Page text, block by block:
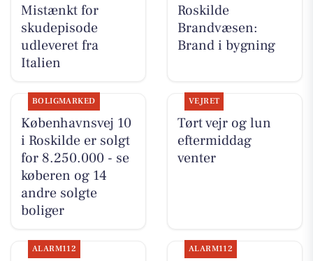
Mistænkt for
skudepisode
udleveret fra
Italien
Roskilde
Brandvæsen:
Brand i bygning
BOLIGMARKED
Københavnsvej 10
i Roskilde er solgt
for 8.250.000 - se
køberen og 14
andre solgte
boliger
VEJRET
Tørt vejr og lun
eftermiddag
venter
ALARM112 ALARM112